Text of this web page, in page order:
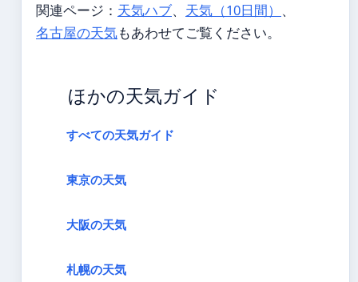
関連ページ： 天気ハブ、 天気（10日間） 、
名古屋の天気もあわせてご覧ください。
ほかの天気ガイド
すべての天気ガイド
東京の天気
大阪の天気
札幌の天気